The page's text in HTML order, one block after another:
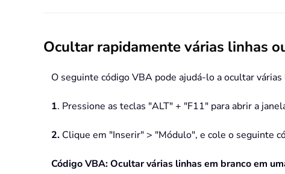
Ocultar rapidamente várias linhas
O seguinte código VBA pode ajudá-lo a ocultar
1. Pressione as teclas "ALT" + "F11" para abrir a
2. Clique em "Inserir" > "Módulo", e cole o seguinte
Código VBA: Ocultar várias linhas em branco em